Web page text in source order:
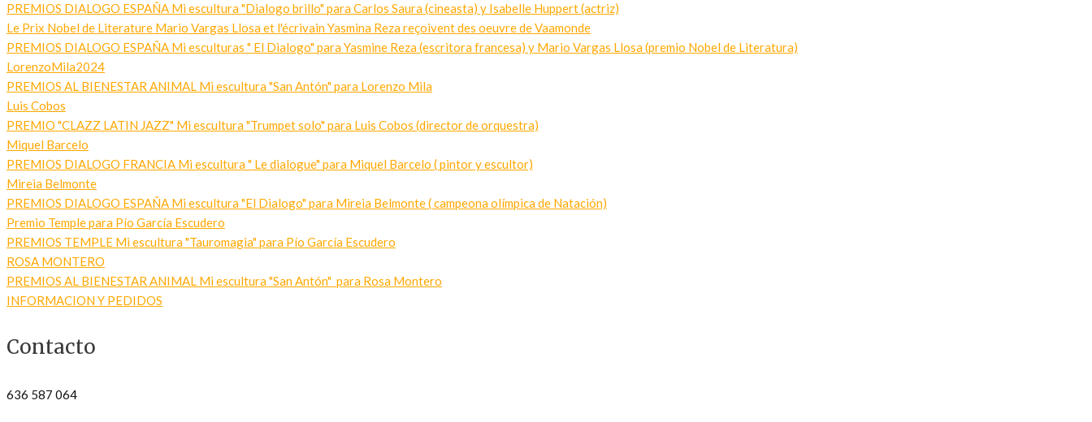
PREMIOS DIALOGO ESPAÑA Mi escultura "Dialogo brillo" para Carlos Saura (cineasta) y Isabelle Huppert (actriz)
Le Prix Nobel de Literature Mario Vargas Llosa et l'écrivain Yasmina Reza reçoivent des oeuvre de Vaamonde
PREMIOS DIALOGO ESPAÑA Mi esculturas " El Dialogo" para Yasmine Reza (escritora francesa) y Mario Vargas Llosa (premio Nobel de Literatura)
LorenzoMila2024
PREMIOS AL BIENESTAR ANIMAL Mi escultura "San Antón" para Lorenzo Mila
Luis Cobos
PREMIO "CLAZZ LATIN JAZZ" Mi escultura "Trumpet solo" para Luis Cobos (director de orquestra)
Miquel Barcelo
PREMIOS DIALOGO FRANCIA Mi escultura " Le dialogue" para Miquel Barcelo ( pintor y escultor)
Mireia Belmonte
PREMIOS DIALOGO ESPAÑA Mi escultura "El Dialogo" para Mireia Belmonte ( campeona olímpica de Natación)
Premio Temple para Pío García Escudero
PREMIOS TEMPLE Mi escultura "Tauromagia" para Pío García Escudero
ROSA MONTERO
PREMIOS AL BIENESTAR ANIMAL Mi escultura "San Antón" para Rosa Montero
INFORMACION Y PEDIDOS
Contacto
636 587 064